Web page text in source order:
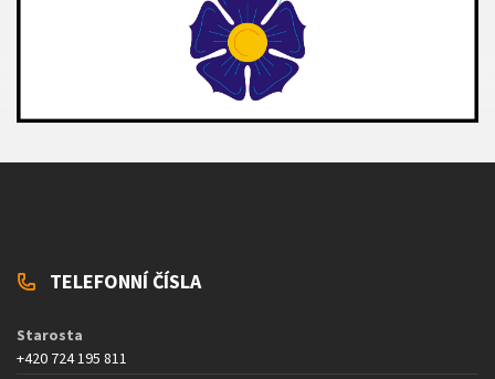
TELEFONNÍ ČÍSLA
Starosta
+420 724 195 811